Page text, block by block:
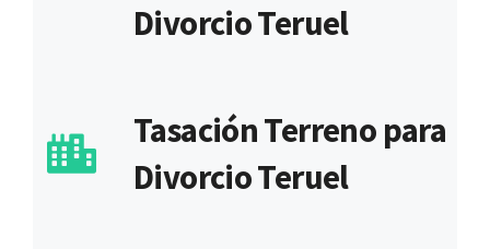
Divorcio Teruel
Tasación Terreno para
Divorcio Teruel